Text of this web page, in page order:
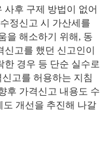
사후 구제 방법이 없어
정신고 시 가산세를
을 해소하기 위해, 동
고를 했던 신고인이
한 경우 등 단순 실수로
고를 허용하는 지침
후 가격신고 내용도 수
도 개선을 추진해 나갈